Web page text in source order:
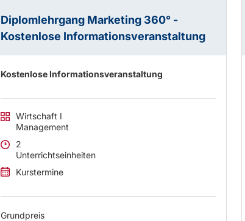
Diplomlehrgang Marketing 360° -
Kostenlose Informationsveranstaltung
Kostenlose Informationsveranstaltung
Wirtschaft I
Management
2
Unterrichtseinheiten
Kurstermine
Grundpreis